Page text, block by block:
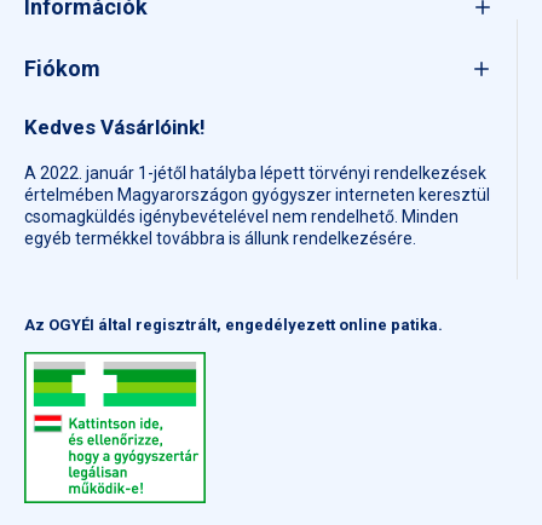
Információk
Fiókom
Kedves Vásárlóink!
A 2022. január 1-jétől hatályba lépett törvényi rendelkezések
értelmében Magyarországon gyógyszer interneten keresztül
csomagküldés igénybevételével nem rendelhető. Minden
egyéb termékkel továbbra is állunk rendelkezésére.
Az OGYÉI által regisztrált, engedélyezett online patika.